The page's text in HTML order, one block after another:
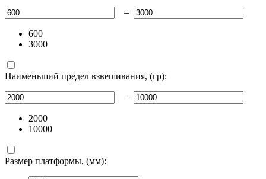
–
600
3000
Наименьший предел взвешивания, (гр):
–
2000
10000
Размер платформы, (мм):